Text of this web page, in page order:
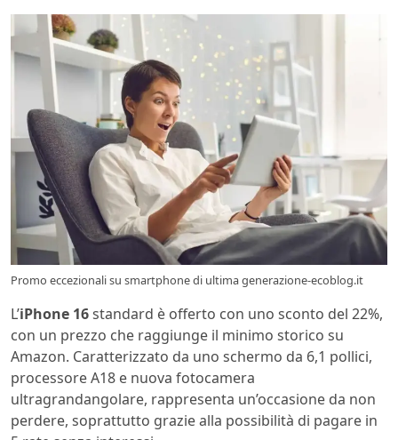
Promo eccezionali su smartphone di ultima generazione-ecoblog.it
L’iPhone 16standard è offerto con uno sconto del 22%,
con un prezzo che raggiunge il minimo storico su
Amazon. Caratterizzato da uno schermo da 6,1 pollici,
processore A18 e nuova fotocamera
ultragrandangolare, rappresenta un’occasione da non
perdere, soprattutto grazie alla possibilità di pagare in